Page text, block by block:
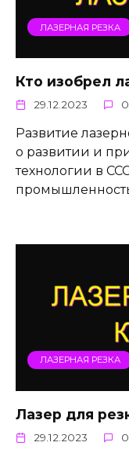
ЛАЗЕРНАЯ РЕЗКА
Кто изобрел
29.12.2023 0
Развитие
о развитии и
технологии в
ЛАЗЕРНАЯ РЕЗКА
Лазер для
29.12.2023 0